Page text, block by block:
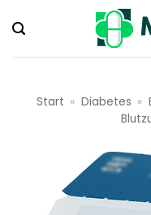
Inhalt
springen
Start » Diabetes »